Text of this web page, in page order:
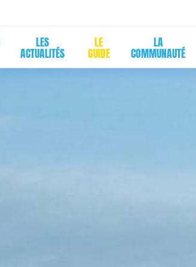
LES
ACTUALITÉS
LE
GUIDE
LA
COMMUNAUTÉ